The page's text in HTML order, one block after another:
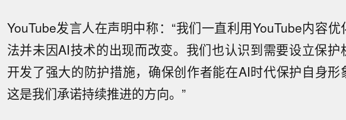
YouTube发言人在声明中称：“我们一直利用YouTube内容
法并未因AI技术的出现而改变。我们也认识到需要设立保护
开发了强大的防护措施，确保创作者能在AI时代保护自身
这是我们承诺持续推进的方向。”